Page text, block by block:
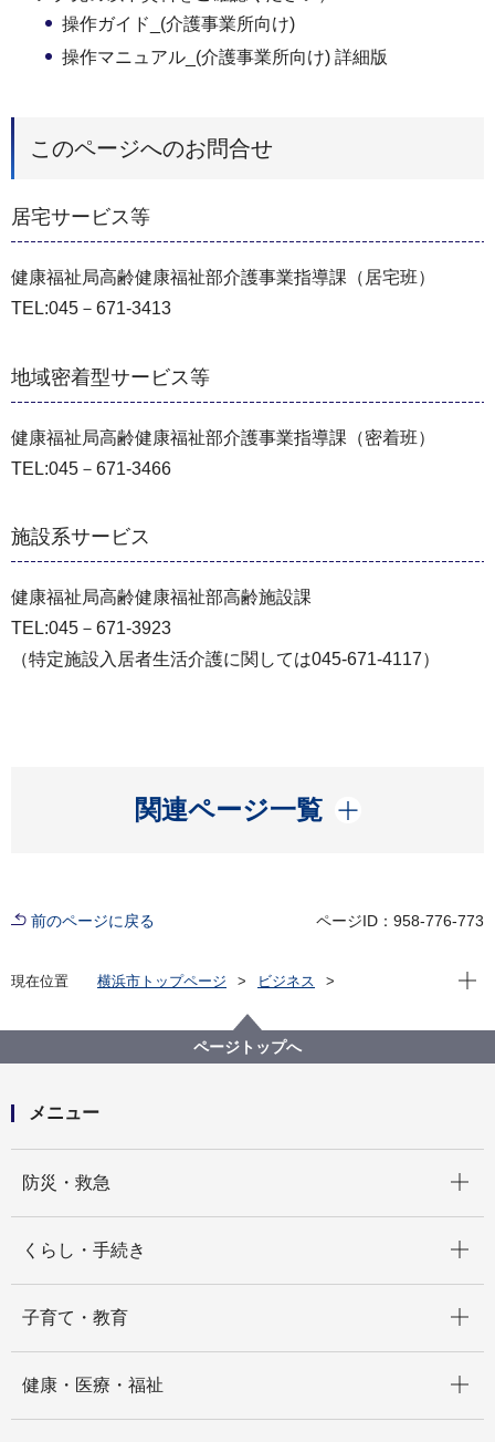
操作ガイド_(介護事業所向け)
操作マニュアル_(介護事業所向け) 詳細版
このページへのお問合せ
居宅サービス等
健康福祉局高齢健康福祉部介護事業指導課（居宅班）
TEL:045－671-3413
地域密着型サービス等
健康福祉局高齢健康福祉部介護事業指導課（密着班）
TEL:045－671-3466
施設系サービス
健康福祉局高齢健康福祉部高齢施設課
TEL:045－671-3923
（特定施設入居者生活介護に関しては045-671-4117）
関連ページ一覧
開く
前のページに戻る ページID：958-776-773
現在位置 横浜市トップページ
ビジネス
事業者指定・委託等の手続き
【指定申請等】電子申請届出システム（厚生労働省所
管）について
現在
ページトップへ
メニュー
防災・救急
くらし・手続き
子育て・教育
健康・医療・福祉